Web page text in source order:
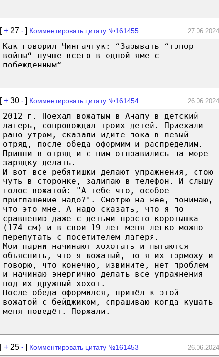
[+ 27 - ] Комментировать цитату №161455 27.06.2024
Как говорил Чингачгук: “Зарывать “топор
войны“ лучше всего в одной яме с
побежденным“.
[+ 30 - ] Комментировать цитату №161454 26.06.2024
2012 г. Поехал вожатым в Анапу в детский
лагерь, сопровождал троих детей. Приехали
рано утром, сказали идите пока в левый
отряд, после обеда оформим и распределим.
Пришли в отряд и с ним отправились на море
зарядку делать.
И вот все ребятишки делают упражнения, стою
чуть в сторонке, залипаю в телефон. И слышу
голос вожатой: "А тебе что, особое
приглашение надо?". Смотрю на нее, понимаю,
что это мне. А надо сказать, что я по
сравнению даже с детьми просто коротышка
(174 см) и в свои 19 лет меня легко можно
перепутать с посетителем лагеря.
Мои парни начинают хохотать и пытаются
объяснить, что я вожатый, но я их торможу и
говорю, что конечно, извините, нет проблем
и начинаю энергично делать все упражнения
под их дружный хохот.
После обеда оформился, пришёл к этой
вожатой с бейджиком, спрашиваю когда кушать
меня поведёт. Поржали.
[+ 25 - ] Комментировать цитату №161453 26.06.2024